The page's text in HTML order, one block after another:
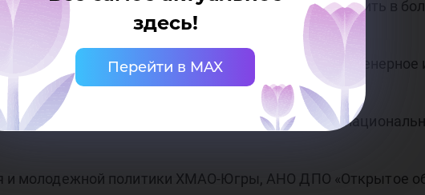
здесь!
Перейти в MAX
по результатам защиты проекта они смогут вложить в
которым интересно программирование, инженерное
проекта «Кадры для цифровой экономики»
и молодежной политики ХМАО-Югры, АНО ДПО «Открытое